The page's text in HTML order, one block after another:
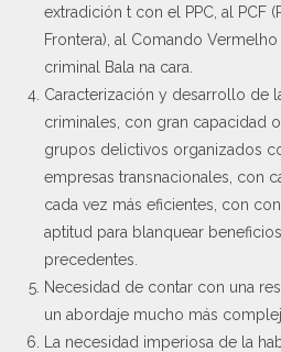
extradición t con el PPC, al PCF
Frontera), al Comando
criminal Bala na cara.
Caracterización y desarrollo de
criminales, con gran capacidad
grupos delictivos organizados
empresas transnacionales, con
cada vez más eficientes, con
aptitud para blanquear
precedentes.
Necesidad de contar con una
un abordaje mucho más
La necesidad imperiosa de la